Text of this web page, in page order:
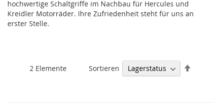
hochwertige Schaltgriffe im Nachbau für Hercules und
Kreidler Motorräder. Ihre Zufriedenheit steht für uns an
erster Stelle.
2 Elemente Sortieren